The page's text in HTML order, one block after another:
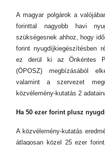
A magyar polgárok a
forinttal nagyobb havi
szükségesnek ahhoz, hogy
forint nyugdíjkiegészítésben
ez derül ki az Önkéntes
(ÖPOSZ) megbízásából
valamint a szervezet
közvélemény-kutatás 2
Ha 50 ezer forint plusz
A közvélemény-kutatás
átlagosan közel 25 ezer